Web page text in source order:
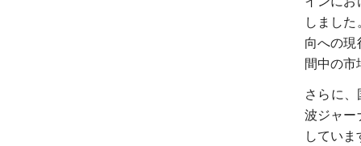
しまし
向への現
間中の市
さらに
波ジャー
していま